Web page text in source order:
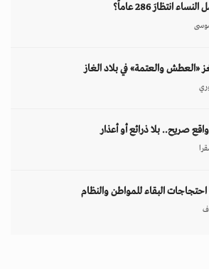
انتظارَ 286 عاماً؟
«العطش والعتمة» في بلاد الغاز
صريح.. بلا ذرائع أو أعذار
احتجاجات البقاء للمواطن والنظام